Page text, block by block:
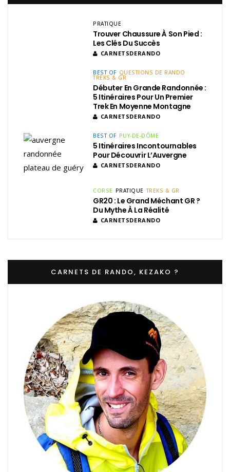
PRATIQUE
Trouver Chaussure À Son Pied :
Les Clés Du Succès
CARNETSDERANDO
BEST OF QUESTIONS DE RANDO
TREKS & GR
Débuter En Grande Randonnée :
5 Itinéraires Pour Un Premier
Trek En Moyenne Montagne
CARNETSDERANDO
BEST OF PUY-DE-DÔME
5 Itinéraires Incontournables
Pour Découvrir L’Auvergne
CARNETSDERANDO
CORSE PRATIQUE TREKS & GR
GR20 : Le Grand Méchant GR ?
Du Mythe À La Réalité
CARNETSDERANDO
CARNETS DE RANDO, KEZAKO ?